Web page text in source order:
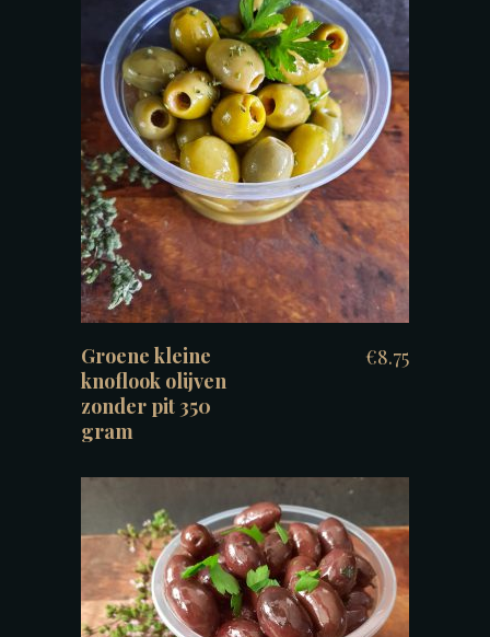
TOEVOEGEN AAN WINKELWAGEN
Groene kleine
knoflook olijven
zonder pit 350
gram
€8.75